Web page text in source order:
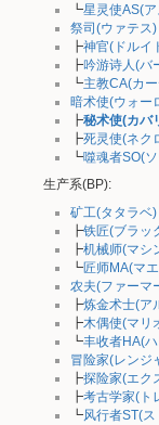
┗星灵使AS(
祭司(ウァテス)
┣神官(ドルイ
┣吟游诗人(バ
┗主教CA(カ
暗术使(ウォー
┣秘术使(カバ
┣死灵使(ネク
┗噬魂者SO(
生产系(BP):
矿工(タタラベ)
┣铁匠(ブラッ
┣机械师(マシ
┗匠师MA(マ
农夫(ファーマ
┣炼金术士(ア
┣木偶使(マリ
┗丰收者HA(
冒险家(レンジ
┣探险家(エク
┣考古学家(ト
┗风行者ST(